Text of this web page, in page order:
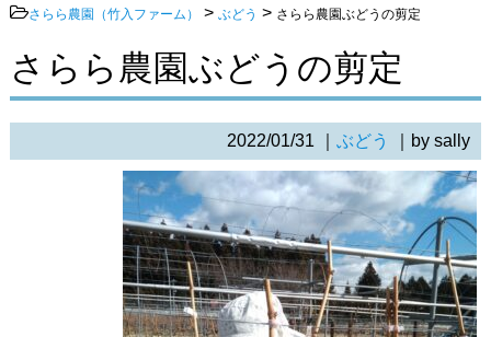
さらら農園（竹入ファーム） > ぶどう > さらら農園ぶどうの剪定
さらら農園ぶどうの剪定
2022/01/31 ｜ぶどう ｜by sally